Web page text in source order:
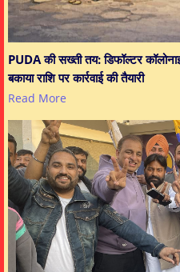
PUDA की सख्ती तय: डिफॉल्टर
बकाया राशि पर कार्रवाई की तैयारी
Read More